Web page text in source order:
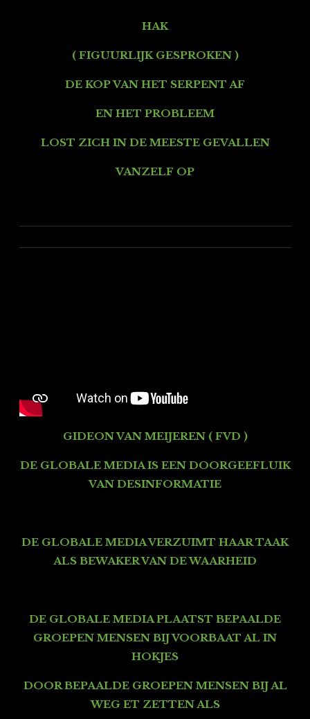
HAK
( FIGUURLIJK GESPROKEN )
DE KOP VAN HET SERPENT AF
EN HET PROBLEEM
LOST ZICH IN DE MEESTE GEVALLEN
VANZELF OP
GIDEON VAN MEIJEREN ( FVD )
DE GLOBALE MEDIA IS EEN DOORGEEFLUIK
VAN DESINFORMATIE
DE GLOBALE MEDIA VERZUIMT HAAR TAAK
ALS BEWAKER VAN DE WAARHEID
DE GLOBALE MEDIA PLAATST BEPAALDE
GROEPEN MENSEN BIJ VOORBAAT AL IN
HOKJES
DOOR BEPAALDE GROEPEN MENSEN BIJ AL
WEG ET ZETTEN ALS